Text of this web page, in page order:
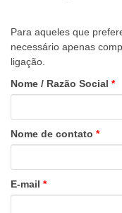
Para aqueles que
necessário apenas
ligação.
Nome / Razão Social *
Nome de contato *
E-mail *